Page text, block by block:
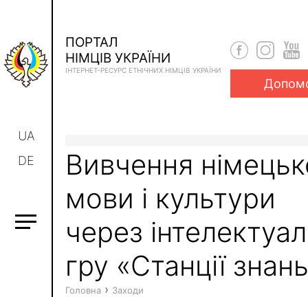
UA
DE
ПОРТАЛ
НІМЦІВ УКРАЇНИ
ІНТЕРНЕТ-РЕСУРС ЕТНІЧНИХ НІМЦІВ УКРАЇНИ
Вивчення
мови і культури
через
гру «Станції
Головна › Заходи